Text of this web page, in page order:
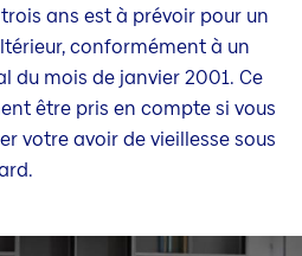
ans est à prévoir pour un
conformément à un
du mois de janvier 2001. Ce
être pris en compte si vous
votre avoir de vieillesse sous